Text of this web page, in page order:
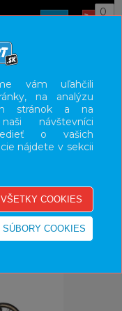
0
vám uľahčili
na analýzu
stránok a na
návštevníci
o vašich
nájdete v sekcii